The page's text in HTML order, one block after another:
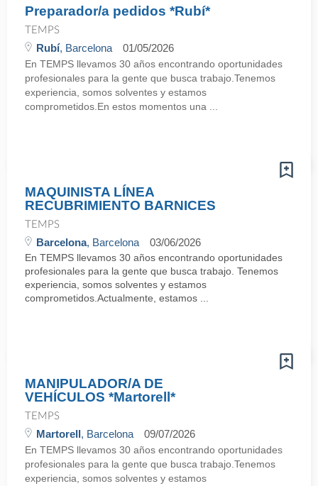
Preparador/a pedidos *Rubí*
TEMPS
Rubí, Barcelona 01/05/2026
En TEMPS llevamos 30 años encontrando oportunidades
profesionales para la gente que busca trabajo.Tenemos
experiencia, somos solventes y estamos
comprometidos.En estos momentos una ...
MAQUINISTA LÍNEA
RECUBRIMIENTO BARNICES
TEMPS
Barcelona, Barcelona 03/06/2026
En TEMPS llevamos 30 años encontrando oportunidades
profesionales para la gente que busca trabajo. Tenemos
experiencia, somos solventes y estamos
comprometidos.Actualmente, estamos ...
MANIPULADOR/A DE
VEHÍCULOS *Martorell*
TEMPS
Martorell, Barcelona 09/07/2026
En TEMPS llevamos 30 años encontrando oportunidades
profesionales para la gente que busca trabajo.Tenemos
experiencia, somos solventes y estamos